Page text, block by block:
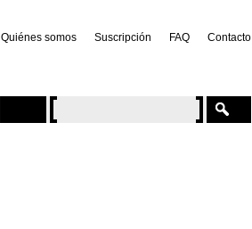
Quiénes somos Suscripción FAQ Contacto